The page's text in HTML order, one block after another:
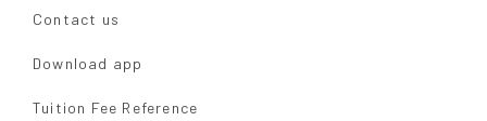
Contact us
Download app
Tuition Fee Reference